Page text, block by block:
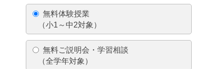
無料体験授業
（小1～中2対象）
無料ご説明会・学習相談
（全学年対象）